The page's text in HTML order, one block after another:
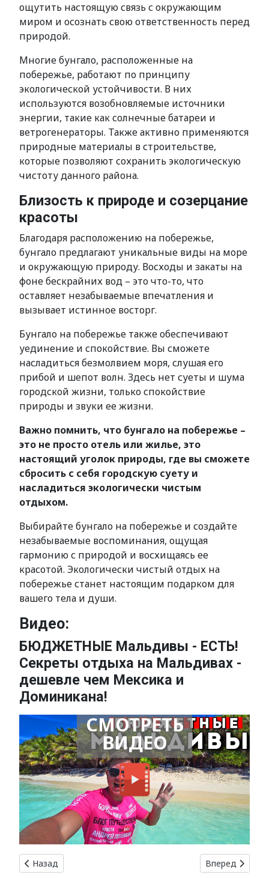
ощутить настоящую связь с окружающим
миром и осознать свою ответственность перед
природой.
Многие бунгало, расположенные на
побережье, работают по принципу
экологической устойчивости. В них
используются возобновляемые источники
энергии, такие как солнечные батареи и
ветрогенераторы. Также активно применяются
природные материалы в строительстве,
которые позволяют сохранить экологическую
чистоту данного района.
Близость к природе и созерцание
красоты
Благодаря расположению на побережье,
бунгало предлагают уникальные виды на море
и окружающую природу. Восходы и закаты на
фоне бескрайних вод – это что-то, что
оставляет незабываемые впечатления и
вызывает истинное восторг.
Бунгало на побережье также обеспечивают
уединение и спокойствие. Вы сможете
насладиться безмолвием моря, слушая его
прибой и шепот волн. Здесь нет суеты и шума
городской жизни, только спокойствие
природы и звуки ее жизни.
Важно помнить, что бунгало на побережье –
это не просто отель или жилье, это
настоящий уголок природы, где вы сможете
сбросить с себя городскую суету и
насладиться экологически чистым
отдыхом.
Выбирайте бунгало на побережье и создайте
незабываемые воспоминания, ощущая
гармонию с природой и восхищаясь ее
красотой. Экологически чистый отдых на
побережье станет настоящим подарком для
вашего тела и души.
Видео:
БЮДЖЕТНЫЕ Мальдивы - ЕСТЬ!
Секреты отдыха на Мальдивах -
дешевле чем Мексика и
Доминикана!
СМОТРЕТЬ
ВИДЕО
Предыдущий: Инфраструктурные коттеджные поселки:
Назад Следующий:
Вперед